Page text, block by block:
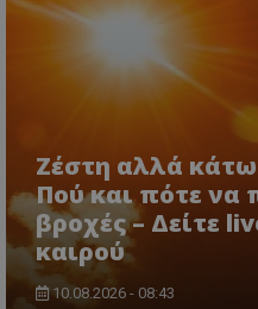
Ζέστη αλλά
Πού και πότε να
βροχές – Δείτε
καιρού
10.08.2026 - 08:43